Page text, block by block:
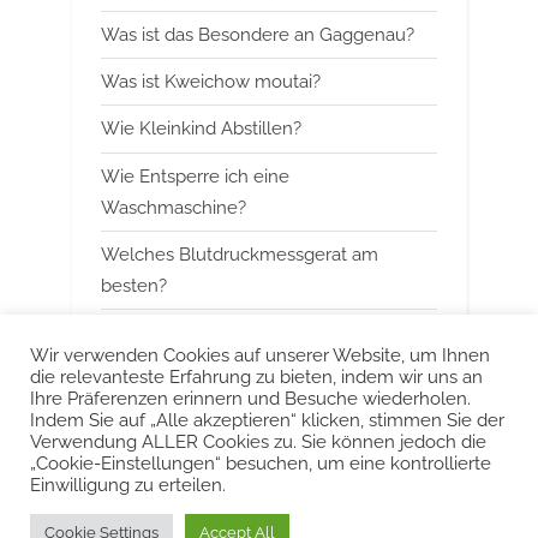
t
Was ist das Besondere an Gaggenau?
Was ist Kweichow moutai?
Wie Kleinkind Abstillen?
Wie Entsperre ich eine
Waschmaschine?
Welches Blutdruckmessgerat am
besten?
Kann man Arbeitsspeicher kombinieren?
Was ist das Besondere an Smeg?
Urheberrecht © 2022 KurzeAntworten
Wir verwenden Cookies auf unserer Website, um Ihnen
die relevanteste Erfahrung zu bieten, indem wir uns an
Ihre Präferenzen erinnern und Besuche wiederholen.
Indem Sie auf „Alle akzeptieren“ klicken, stimmen Sie der
Verwendung ALLER Cookies zu. Sie können jedoch die
„Cookie-Einstellungen“ besuchen, um eine kontrollierte
Einwilligung zu erteilen.
Cookie Settings Accept All